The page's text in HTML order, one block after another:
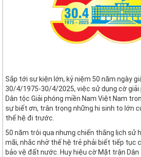
Sắp tới sự kiện lớn, kỷ niệm 50 năm ngày
30/4/1975-30/4/2025, việc sử dụng cờ giải
Dân tộc Giải phóng miền Nam Việt Nam
sự biết ơn, trân trọng những hi sinh to lớn
thế hệ đi trước.
50 năm trôi qua nhưng chiến thắng lịch sử
mãi, nhắc nhở thế hệ trẻ phải biết tiếp tục
bảo vệ đất nước. Huy hiệu cờ Mặt trận Dân